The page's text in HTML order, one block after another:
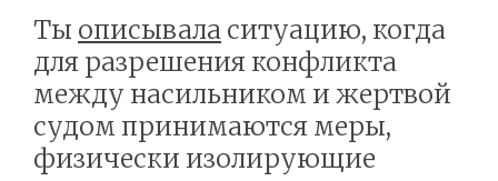
Ты описывала ситуацию, когда
для разрешения конфликта
между насильником и жертвой
судом принимаются меры,
физически изолирующие